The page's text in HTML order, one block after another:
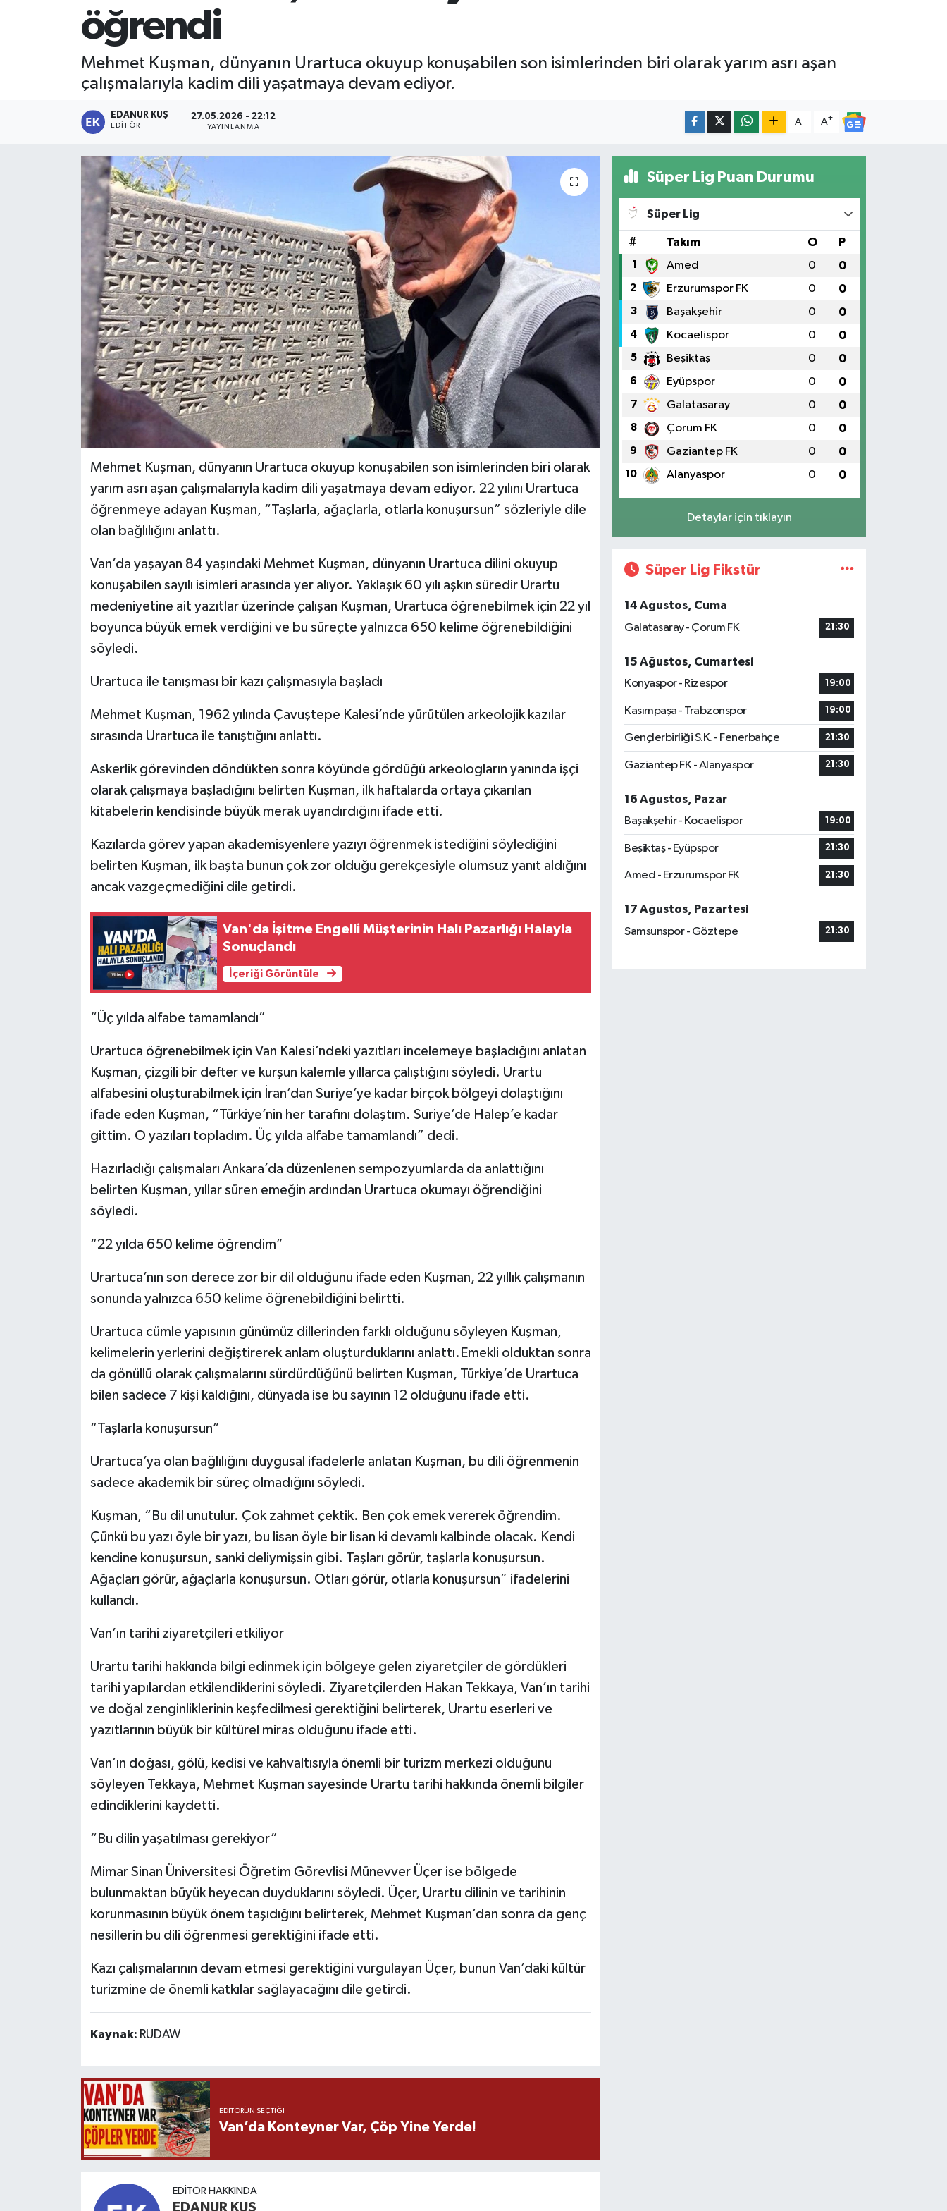
öğrendi
Mehmet Kuşman, dünyanın Urartuca okuyup konuşabilen son isimlerinden biri olarak yarım asrı aşan
çalışmalarıyla kadim dili yaşatmaya devam ediyor.
EDANUR KUŞ
EDITÖR
27.05.2026 - 22:12
YAYINLANMA
A- A+
Mehmet Kuşman, dünyanın Urartuca okuyup konuşabilen son isimlerinden biri olarak
yarım asrı aşan çalışmalarıyla kadim dili yaşatmaya devam ediyor. 22 yılını Urartuca
öğrenmeye adayan Kuşman, “Taşlarla, ağaçlarla, otlarla konuşursun” sözleriyle dile
olan bağlılığını anlattı.
Van’da yaşayan 84 yaşındaki Mehmet Kuşman, dünyanın Urartuca dilini okuyup
konuşabilen sayılı isimleri arasında yer alıyor. Yaklaşık 60 yılı aşkın süredir Urartu
medeniyetine ait yazıtlar üzerinde çalışan Kuşman, Urartuca öğrenebilmek için 22 yıl
boyunca büyük emek verdiğini ve bu süreçte yalnızca 650 kelime öğrenebildiğini
söyledi.
Urartuca ile tanışması bir kazı çalışmasıyla başladı
Mehmet Kuşman, 1962 yılında Çavuştepe Kalesi’nde yürütülen arkeolojik kazılar
sırasında Urartuca ile tanıştığını anlattı.
Askerlik görevinden döndükten sonra köyünde gördüğü arkeologların yanında işçi
olarak çalışmaya başladığını belirten Kuşman, ilk haftalarda ortaya çıkarılan
kitabelerin kendisinde büyük merak uyandırdığını ifade etti.
Kazılarda görev yapan akademisyenlere yazıyı öğrenmek istediğini söylediğini
belirten Kuşman, ilk başta bunun çok zor olduğu gerekçesiyle olumsuz yanıt aldığını
ancak vazgeçmediğini dile getirdi.
Van'da İşitme Engelli Müşterinin Halı Pazarlığı Halayla
Sonuçlandı
İçeriği Görüntüle
“Üç yılda alfabe tamamlandı”
Urartuca öğrenebilmek için Van Kalesi’ndeki yazıtları incelemeye başladığını anlatan
Kuşman, çizgili bir defter ve kurşun kalemle yıllarca çalıştığını söyledi. Urartu
alfabesini oluşturabilmek için İran’dan Suriye’ye kadar birçok bölgeyi dolaştığını
ifade eden Kuşman, “Türkiye’nin her tarafını dolaştım. Suriye’de Halep’e kadar
gittim. O yazıları topladım. Üç yılda alfabe tamamlandı” dedi.
Hazırladığı çalışmaları Ankara’da düzenlenen sempozyumlarda da anlattığını
belirten Kuşman, yıllar süren emeğin ardından Urartuca okumayı öğrendiğini
söyledi.
“22 yılda 650 kelime öğrendim”
Urartuca’nın son derece zor bir dil olduğunu ifade eden Kuşman, 22 yıllık çalışmanın
sonunda yalnızca 650 kelime öğrenebildiğini belirtti.
Urartuca cümle yapısının günümüz dillerinden farklı olduğunu söyleyen Kuşman,
kelimelerin yerlerini değiştirerek anlam oluşturduklarını anlattı.Emekli olduktan sonra
da gönüllü olarak çalışmalarını sürdürdüğünü belirten Kuşman, Türkiye’de Urartuca
bilen sadece 7 kişi kaldığını, dünyada ise bu sayının 12 olduğunu ifade etti.
“Taşlarla konuşursun”
Urartuca’ya olan bağlılığını duygusal ifadelerle anlatan Kuşman, bu dili öğrenmenin
sadece akademik bir süreç olmadığını söyledi.
Kuşman, “Bu dil unutulur. Çok zahmet çektik. Ben çok emek vererek öğrendim.
Çünkü bu yazı öyle bir yazı, bu lisan öyle bir lisan ki devamlı kalbinde olacak. Kendi
kendine konuşursun, sanki deliymişsin gibi. Taşları görür, taşlarla konuşursun.
Ağaçları görür, ağaçlarla konuşursun. Otları görür, otlarla konuşursun” ifadelerini
kullandı.
Van’ın tarihi ziyaretçileri etkiliyor
Urartu tarihi hakkında bilgi edinmek için bölgeye gelen ziyaretçiler de gördükleri
tarihi yapılardan etkilendiklerini söyledi. Ziyaretçilerden Hakan Tekkaya, Van’ın tarihi
ve doğal zenginliklerinin keşfedilmesi gerektiğini belirterek, Urartu eserleri ve
yazıtlarının büyük bir kültürel miras olduğunu ifade etti.
Van’ın doğası, gölü, kedisi ve kahvaltısıyla önemli bir turizm merkezi olduğunu
söyleyen Tekkaya, Mehmet Kuşman sayesinde Urartu tarihi hakkında önemli bilgiler
edindiklerini kaydetti.
“Bu dilin yaşatılması gerekiyor”
Mimar Sinan Üniversitesi Öğretim Görevlisi Münevver Üçer ise bölgede
bulunmaktan büyük heyecan duyduklarını söyledi. Üçer, Urartu dilinin ve tarihinin
korunmasının büyük önem taşıdığını belirterek, Mehmet Kuşman’dan sonra da genç
nesillerin bu dili öğrenmesi gerektiğini ifade etti.
Kazı çalışmalarının devam etmesi gerektiğini vurgulayan Üçer, bunun Van’daki kültür
turizmine de önemli katkılar sağlayacağını dile getirdi.
Kaynak: RUDAW
EDITÖRÜN SEÇTIĞI
Van’da Konteyner Var, Çöp Yine Yerde!
EDITÖR HAKKINDA
EDANUR KUŞ
Süper Lig Puan Durumu
Süper Lig
# Takım O P
1 Amed 0 0
2 Erzurumspor FK 0 0
3 Başakşehir 0 0
4 Kocaelispor 0 0
5 Beşiktaş 0 0
6 Eyüpspor 0 0
7 Galatasaray 0 0
8 Çorum FK 0 0
9 Gaziantep FK 0 0
10 Alanyaspor 0 0
Detaylar için tıklayın
Süper Lig Fikstür
14 Ağustos, Cuma
Galatasaray - Çorum FK
21:30
15 Ağustos, Cumartesi
Konyaspor - Rizespor
19:00
Kasımpaşa - Trabzonspor 19:00
Gençlerbirliği S.K. - Fenerbahçe 21:30
Gaziantep FK - Alanyaspor 21:30
16 Ağustos, Pazar
Başakşehir - Kocaelispor
19:00
Beşiktaş - Eyüpspor 21:30
Amed - Erzurumspor FK 21:30
17 Ağustos, Pazartesi
Samsunspor - Göztepe
21:30